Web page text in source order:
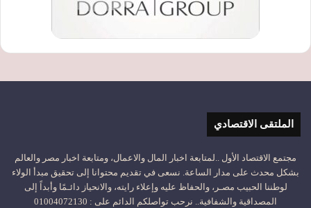
الملتقى الاقتصادي
مجتمع الاقتصاد الأول ..لمتابعة اخبار المال والاعمال، ومتابعة اخبار مصر والعالم
بشكل محدث على مدار الساعة. نسعى في تقديم محتوانا إلى تحقيق مبدأ الولاء
لوطننا الحبيب مصـر، والحفاظ عليه وإعلاء رايته، والانحياز دائـمًا وأبداً إلى
المصداقية والشفافية.. نرحب تواصلكم الدائم على : 01004072130